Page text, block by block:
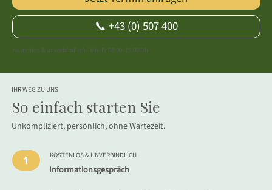
📞 +43 (0) 507 400
Kostenlos & unverbindlich · Mo–Fr 08:00–16:00 Uhr
IHR WEG ZU UNS
So einfach starten Sie
Unkompliziert, persönlich, ohne Wartezeit.
1 KOSTENLOS & UNVERBINDLICH
Informationsgespräch